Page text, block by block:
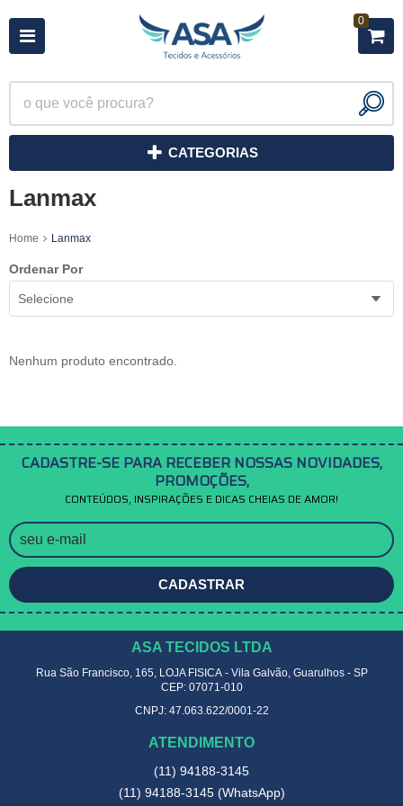
0
CATEGORIAS
Lanmax
Home Lanmax
Ordenar Por
Selecione
Nenhum produto encontrado.
CADASTRE-SE PARA RECEBER NOSSAS NOVIDADES,
PROMOÇÕES,
CONTEÚDOS, INSPIRAÇÕES E DICAS CHEIAS DE AMOR!
CADASTRAR
ASA TECIDOS LTDA
Rua São Francisco, 165, LOJA FISICA- Vila Galvão, Guarulhos- SP
CEP: 07071-010
CNPJ: 47.063.622/0001-22
ATENDIMENTO
(11) 94188-3145
(11) 94188-3145 (WhatsApp)